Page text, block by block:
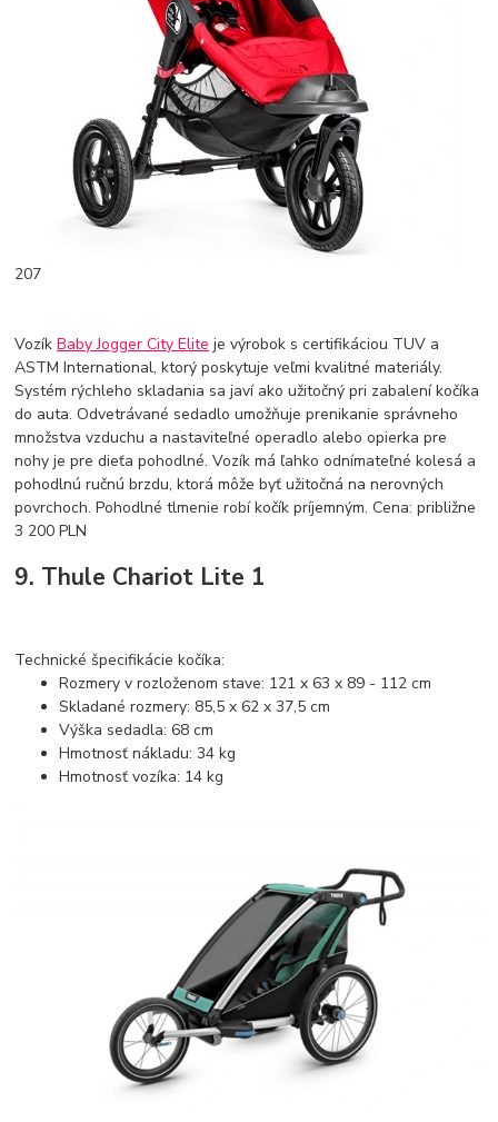
207
VozíkBaby Jogger City Elite je výrobok s certifikáciou TUV a
ASTM International, ktorý poskytuje veľmi kvalitné materiály.
Systém rýchleho skladania sa javí ako užitočný pri zabalení kočíka
do auta. Odvetrávané sedadlo umožňuje prenikanie správneho
množstva vzduchu a nastaviteľné operadlo alebo opierka pre
nohy je pre dieťa pohodlné. Vozík má ľahko odnímateľné kolesá a
pohodlnú ručnú brzdu, ktorá môže byť užitočná na nerovných
povrchoch. Pohodlné tlmenie robí kočík príjemným. Cena: približne
3 200 PLN
9. Thule Chariot Lite 1
Technické špecifikácie kočíka:
Rozmery v rozloženom stave: 121 x 63 x 89 - 112 cm
Skladané rozmery: 85,5 x 62 x 37,5 cm
Výška sedadla: 68 cm
Hmotnosť nákladu: 34 kg
Hmotnosť vozíka: 14 kg